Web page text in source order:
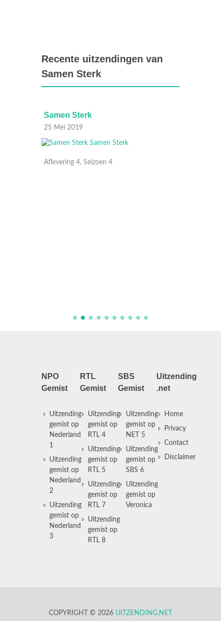
Recente uitzendingen van
Samen Sterk
Samen Sterk
25 Mei 2019
Aflevering 4, Seizoen 4
NPO
Gemist
Uitzending
gemist op
Nederland
1
Uitzending
gemist op
Nederland
2
Uitzending
gemist op
Nederland
3
RTL
Gemist
Uitzending
gemist op
RTL 4
Uitzending
gemist op
RTL 5
Uitzending
gemist op
RTL 7
Uitzending
gemist op
RTL 8
SBS
Gemist
Uitzending
gemist op
NET 5
Uitzending
gemist op
SBS 6
Uitzending
gemist op
Veronica
Uitzending
.net
Home
Privacy
Contact
Disclaimer
COPYRIGHT © 2026 UITZENDING.NET